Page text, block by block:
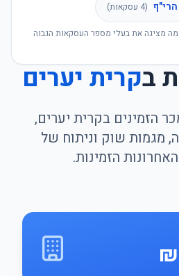
הרי"ף (
4 עסקאות)
מציגה את בעלי מספר העסקאות הגבוה
בקרית יערים
הזמינים בקרית יערים,
מגמות שוק וניתוח של
הזמינות.